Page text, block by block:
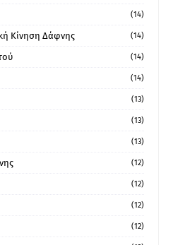
(14)
Κίνηση Δάφνης (14)
(14)
(14)
(13)
(13)
(13)
(12)
(12)
(12)
(12)